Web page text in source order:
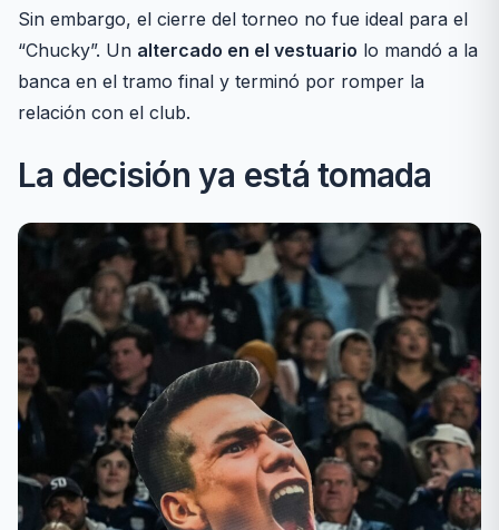
Sin embargo, el cierre del torneo no fue ideal para el
“Chucky”. Un altercado en el vestuario lo mandó a la
banca en el tramo final y terminó por romper la
relación con el club.
La decisión ya está tomada